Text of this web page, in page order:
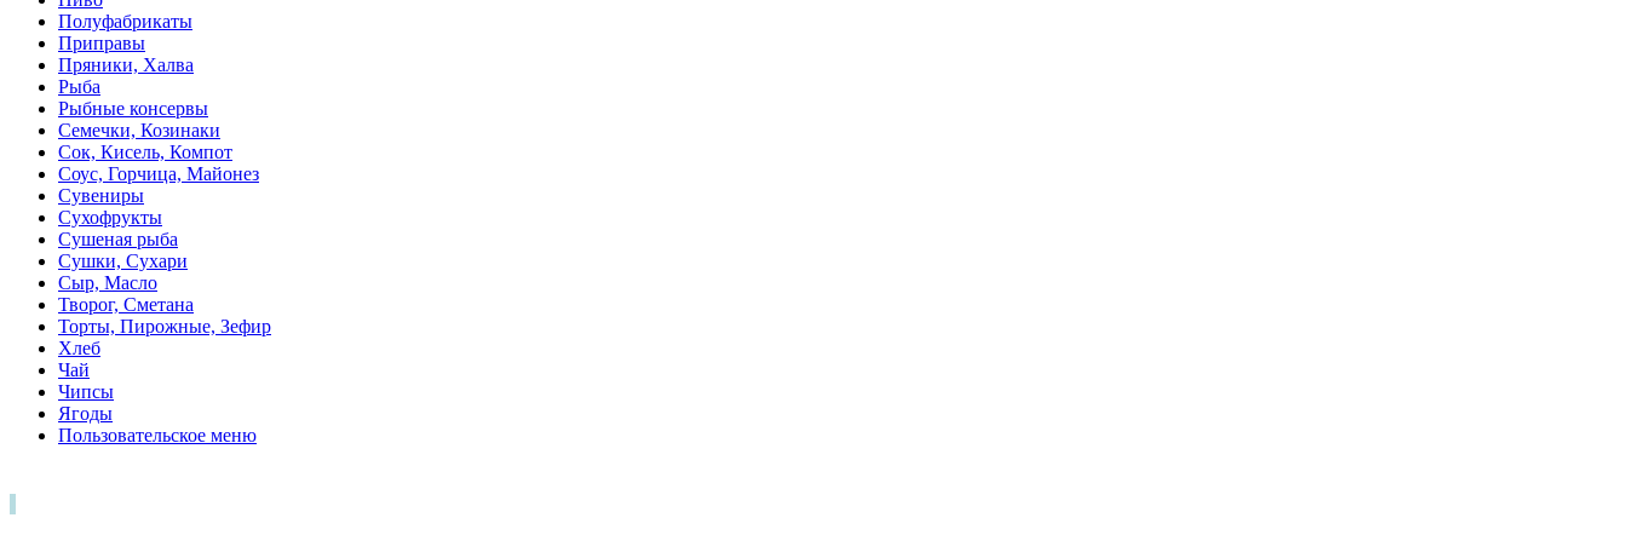
Полуфабрикаты
Приправы
Пряники, Халва
Рыба
Рыбные консервы
Семечки, Козинаки
Сок, Кисель, Компот
Соус, Горчица, Майонез
Сувениры
Сухофрукты
Сушеная рыба
Сушки, Сухари
Сыр, Масло
Творог, Сметана
Торты, Пирожные, Зефир
Хлеб
Чай
Чипсы
Ягоды
Пользовательское меню